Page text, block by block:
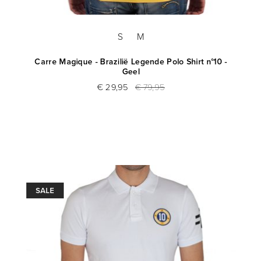
S M
Carre Magique - Brazilië Legende Polo Shirt n°10 -
Geel
€ 29,95 € 79,95
SALE